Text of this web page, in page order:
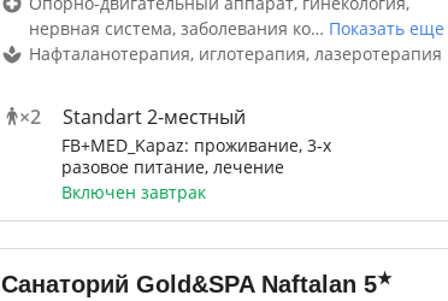
нервная система, заболевания ко… Показать еще
Нафталанотерапия, иглотерапия, лазеротерапия
×2 Standart 2-местный
FB+MED_Kapaz: проживание, 3-х
разовое питание, лечение
Включен завтрак
Санаторий Gold&SPA Naftalan 5★